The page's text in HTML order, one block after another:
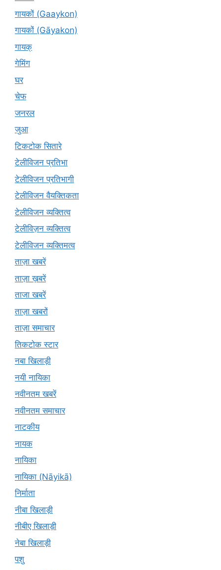
गायकों (Gaaykon)
गायकों (Gāyakon)
गायक्
गेमिंग
घर
चेफ
जनरल
जुआ
टिकटोक सितारे
टेलीविजन प्रतिभा
टेलीविजन प्रतिभागी
टेलीविजन वैयक्तिकता
टेलीविजन व्यक्तित्व
टेलीविज़न व्यक्तित्व
टेलीविजन व्यक्तिमत्व
ताज़ा खबरें
ताज़ा ख़बरें
ताजा खबरें
ताज़ा खबरों
ताज़ा समाचार
तिकटोक स्टार
नबा खिलाड़ी
नयी नायिका
नवीनतम खबरें
नवीनतम समाचार
नाटकीय
नायक
नायिका
नायिका (Nāyikā)
निर्माता
नीबा खिलाड़ी
नीबीए खिलाड़ी
नेबा खिलाड़ी
पशु